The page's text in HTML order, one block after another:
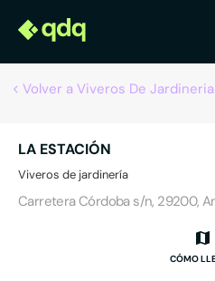
Volver a Viveros De
LA ESTACIÓN
Viveros de jardinería
Carretera Córdoba s/n, 29200,
CÓMO